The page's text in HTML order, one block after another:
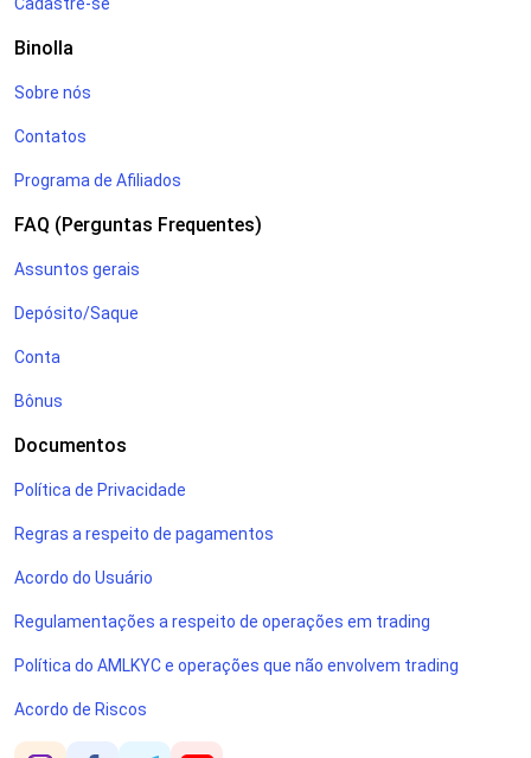
Binolla
Sobre nós
Contatos
Programa de Afiliados
FAQ (Perguntas Frequentes)
Assuntos gerais
Depósito/Saque
Conta
Bônus
Documentos
Política de Privacidade
Regras a respeito de pagamentos
Acordo do Usuário
Regulamentações a respeito de operações em trading
Política do AMLKYC e operações que não envolvem trading
Acordo de Riscos